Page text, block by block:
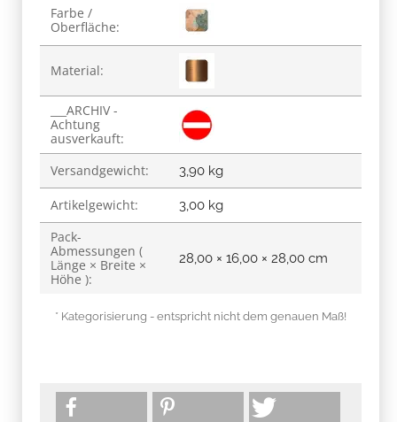
Farbe /
Oberfläche:
Material:
___ARCHIV -
Achtung
ausverkauft:
Versandgewicht:
3,90 kg
Artikelgewicht: 3,00 kg
Pack-
Abmessungen (
Länge × Breite ×
Höhe ):
28,00 × 16,00 × 28,00 cm
* Kategorisierung - entspricht nicht dem genauen Maß!